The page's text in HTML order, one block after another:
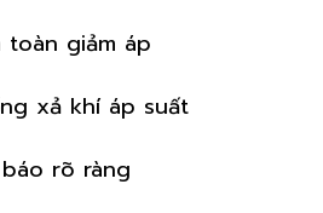
giảm áp
xả khí áp suất
rõ ràng